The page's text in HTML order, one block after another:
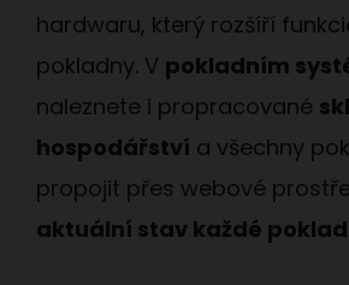
hardwaru, který rozšíří
pokladny. V pokladním
naleznete i propracované
hospodářství a všechny
propojit přes webové
aktuální stav každé